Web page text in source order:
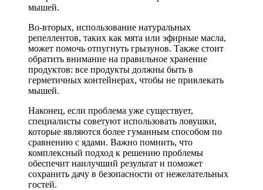
мышей.
Во-вторых, использование натуральных
репеллентов, таких как мята или эфирные масла,
может помочь отпугнуть грызунов. Также стоит
обратить внимание на правильное хранение
продуктов: все продукты должны быть в
герметичных контейнерах, чтобы не привлекать
мышей.
Наконец, если проблема уже существует,
специалисты советуют использовать ловушки,
которые являются более гуманным способом по
сравнению с ядами. Важно помнить, что
комплексный подход к решению проблемы
обеспечит наилучший результат и поможет
сохранить дачу в безопасности от нежелательных
гостей.